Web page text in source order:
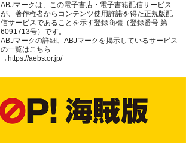
ABJマークは、この電子書店・電子書籍配信サービス
が、著作権者からコンテンツ使用許諾を得た正規版配
信サービスであることを示す登録商標（登録番号 第
6091713号）です。
ABJマークの詳細、ABJマークを掲示しているサービス
の一覧はこちら
→ https://aebs.or.jp/